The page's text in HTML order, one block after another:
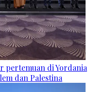
pertemuan di Yordania
dan Palestina